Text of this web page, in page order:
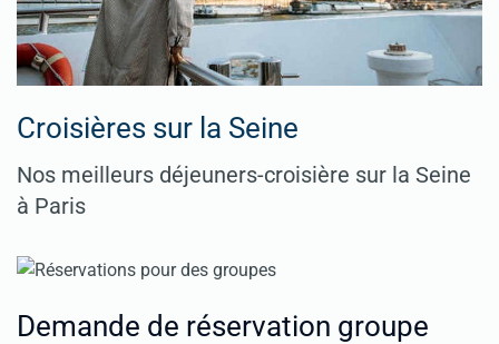
Croisières sur la Seine
Nos meilleurs déjeuners-croisière sur la Seine
à Paris
Demande de réservation groupe